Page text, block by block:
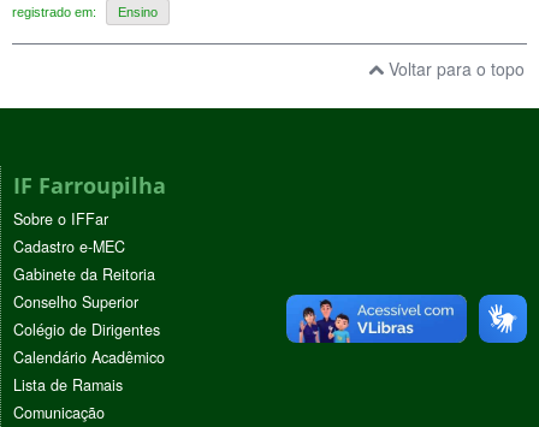
registrado em: Ensino
Voltar para o topo
IF Farroupilha
Sobre o IFFar
Cadastro e-MEC
Gabinete da Reitoria
Conselho Superior
Colégio de Dirigentes
Calendário Acadêmico
Lista de Ramais
Comunicação